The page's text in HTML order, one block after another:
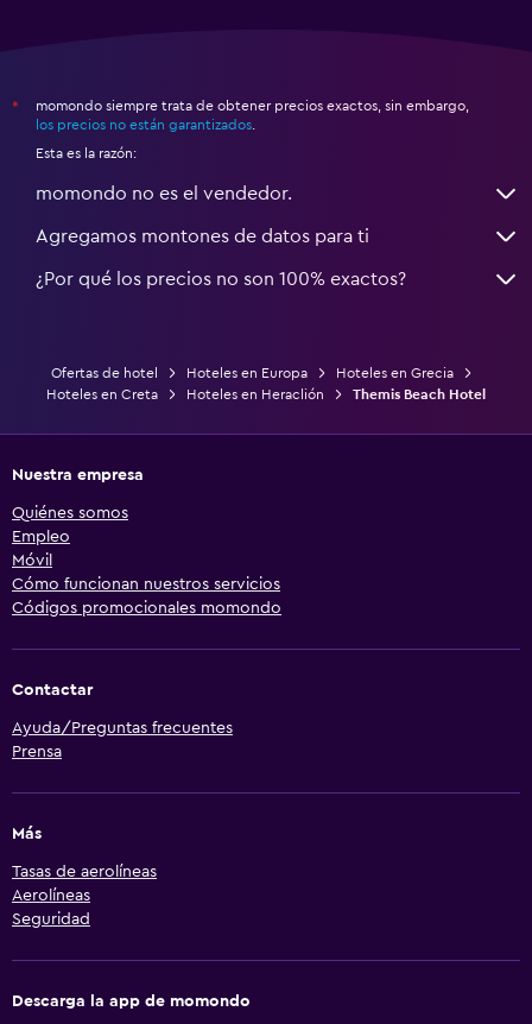
*
momondo siempre trata de obtener precios exactos, sin embargo,
los precios no están garantizados
Esta es la razón:
momondo no es el vendedor.
Agregamos montones de datos para ti
¿Por qué los precios no son 100% exactos?
Ofertas de hotel Hoteles en Europa
Hoteles en Grecia
Hoteles en Creta
Hoteles en Heraclión Themis Beach Hotel
Nuestra empresa
Quiénes somos
Empleo
Móvil
Cómo funcionan nuestros servicios
Códigos promocionales momondo
Contactar
Ayuda/Preguntas frecuentes
Prensa
Más
Tasas de aerolíneas
Aerolíneas
Seguridad
Descarga la app de momondo